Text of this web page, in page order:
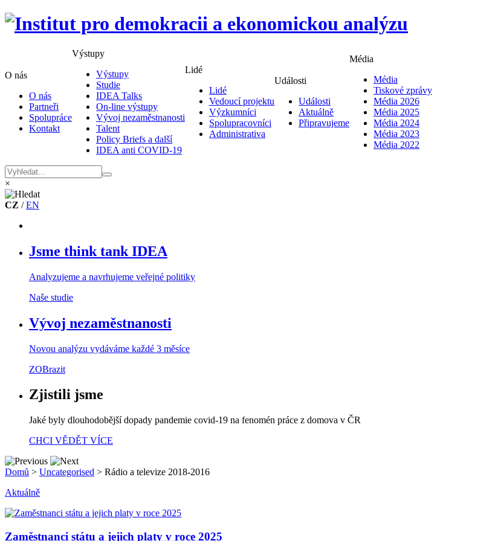
O nás
O nás
Partneři
Spolupráce
Kontakt
Výstupy
Výstupy
Studie
IDEA Talks
On-line výstupy
Vývoj nezaměstnanosti
Talent
Policy Briefs a další
IDEA anti COVID-19
Lidé
Lidé
Vedoucí projektu
Výzkumníci
Spolupracovníci
Administrativa
Události
Události
Aktuálně
Připravujeme
Média
Média
Tiskové zprávy
Média 2026
Média 2025
Média 2024
Média 2023
Média 2022
×
CZ /EN
Jsme think tank IDEA
Analyzujeme a navrhujeme veřejné politiky
Naše studie
Vývoj nezaměstnanosti
Novou analýzu vydáváme každé 3 měsíce
ZOBrazit
Zjistili jsme
Jaké byly dlouhodobější dopady pandemie covid-19 na fenomén práce z domova v ČR
CHCI VĚDĚT VÍCE
Domů > Uncategorised > Rádio a televize 2018-2016
Aktuálně
Zaměstnanci státu a jejich platy v roce 2025